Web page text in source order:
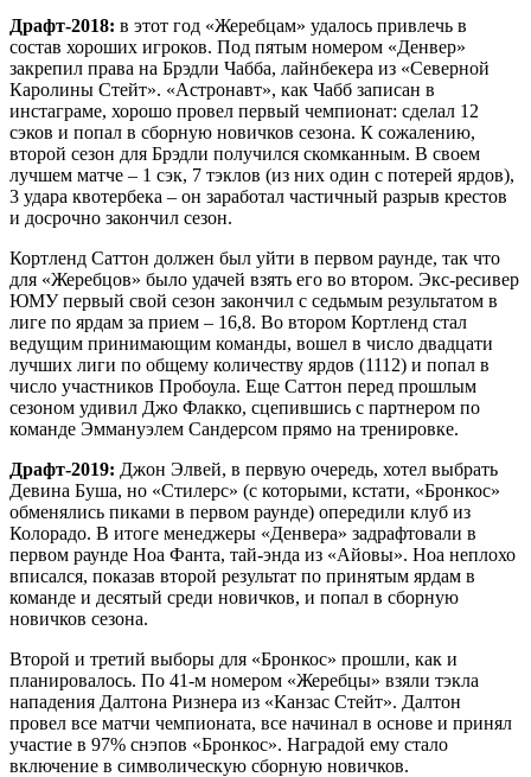
Драфт-2018: в этот год «Жеребцам» удалось привлечь в
состав хороших игроков. Под пятым номером «Денвер»
закрепил права на Брэдли Чабба, лайнбекера из «Северной
Каролины Стейт». «Астронавт», как Чабб записан в
инстаграме, хорошо провел первый чемпионат: сделал 12
сэков и попал в сборную новичков сезона. К сожалению,
второй сезон для Брэдли получился скомканным. В своем
лучшем матче – 1 сэк, 7 тэклов (из них один с потерей ярдов),
3 удара квотербека – он заработал частичный разрыв крестов
и досрочно закончил сезон.
Кортленд Саттон должен был уйти в первом раунде, так что
для «Жеребцов» было удачей взять его во втором. Экс-ресивер
ЮМУ первый свой сезон закончил с седьмым результатом в
лиге по ярдам за прием – 16,8. Во втором Кортленд стал
ведущим принимающим команды, вошел в число двадцати
лучших лиги по общему количеству ярдов (1112) и попал в
число участников Пробоула. Еще Саттон перед прошлым
сезоном удивил Джо Флакко, сцепившись с партнером по
команде Эммануэлем Сандерсом прямо на тренировке.
Драфт-2019: Джон Элвей, в первую очередь, хотел выбрать
Девина Буша, но «Стилерс» (с которыми, кстати, «Бронкос»
обменялись пиками в первом раунде) опередили клуб из
Колорадо. В итоге менеджеры «Денвера» задрафтовали в
первом раунде Ноа Фанта, тай-энда из «Айовы». Ноа неплохо
вписался, показав второй результат по принятым ярдам в
команде и десятый среди новичков, и попал в сборную
новичков сезона.
Второй и третий выборы для «Бронкос» прошли, как и
планировалось. По 41-м номером «Жеребцы» взяли тэкла
нападения Далтона Ризнера из «Канзас Стейт». Далтон
провел все матчи чемпионата, все начинал в основе и принял
участие в 97% снэпов «Бронкос». Наградой ему стало
включение в символическую сборную новичков.